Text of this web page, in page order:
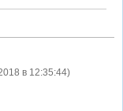
в 12:35:44)